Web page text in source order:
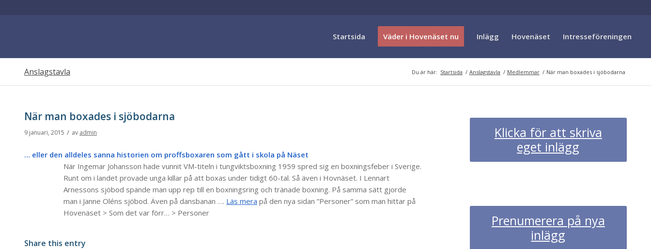
Startsida Väder i Hovenäset nu Inlägg Hovenäset Intresseföreningen
Anslagstavla Du är här: Startsida / Anslagstavla / Medlemmar / När man boxades i sjöbodarna
När man boxades i sjöbodarna
9 januari, 2015 / av admin
… eller den alldeles sanna historien om proffsboxaren som gått i skola på Näset
När Ingemar Johansson hade vunnit VM-titeln i tungviktsboxning 1959 spred sig en boxningsfeber i Sverige.
Runt om i landet provade unga killar på att boxas under tidigt 60-tal. Så även i Hovnäset. I Lennart
Arnessons sjöbod spände man upp rep till en boxningsring och tränade boxning. På samma sätt gjorde
man i Janne Oléns sjöbod. Även på dansbanan …. Läs mera på den nya sidan ”Personer” som man hittar på
Hovenäset > Som det var förr… > Personer
Share this entry
Klicka för att skriva
eget inlägg
Prenumerera på nya
inlägg